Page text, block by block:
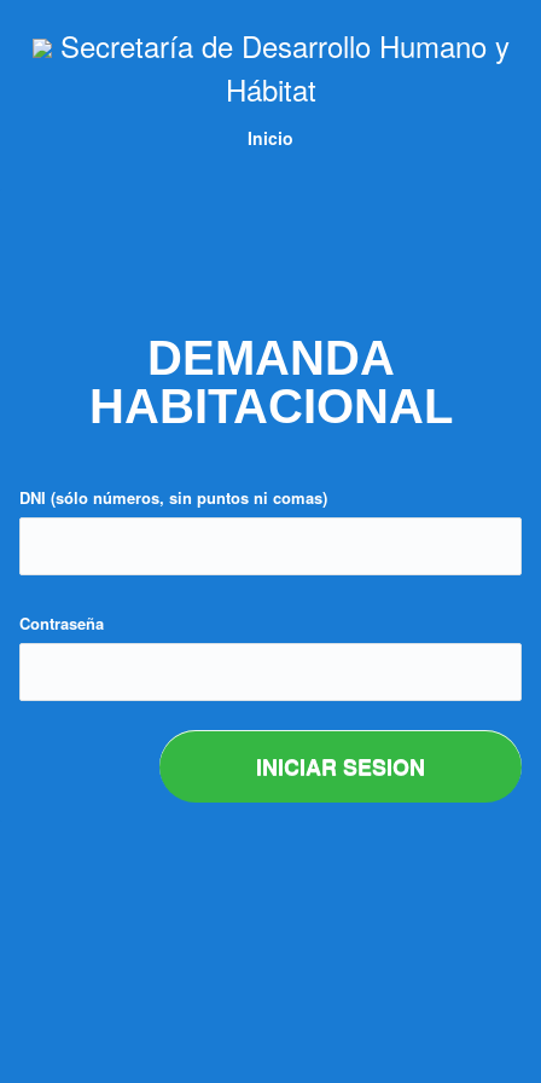
Secretaría de Desarrollo Humano y
Hábitat
Inicio
DEMANDA
HABITACIONAL
DNI (sólo números, sin puntos ni comas)
Contraseña
INICIAR SESION